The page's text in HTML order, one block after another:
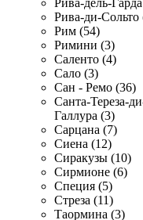
Рива-дель-
Рива-ди-Сольто
Рим (54)
Римини (3)
Саленто (4)
Сало (3)
Сан - Ремо (36)
Санта-Тереза-
Галлура (3)
Сарцана (7)
Сиена (12)
Сиракузы (10)
Сирмионе (6)
Специя (5)
Стреза (11)
Таормина (3)